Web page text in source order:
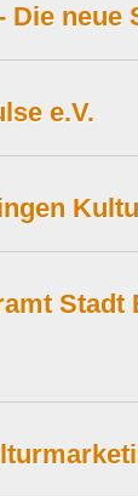
Die
e.V.
Stadt